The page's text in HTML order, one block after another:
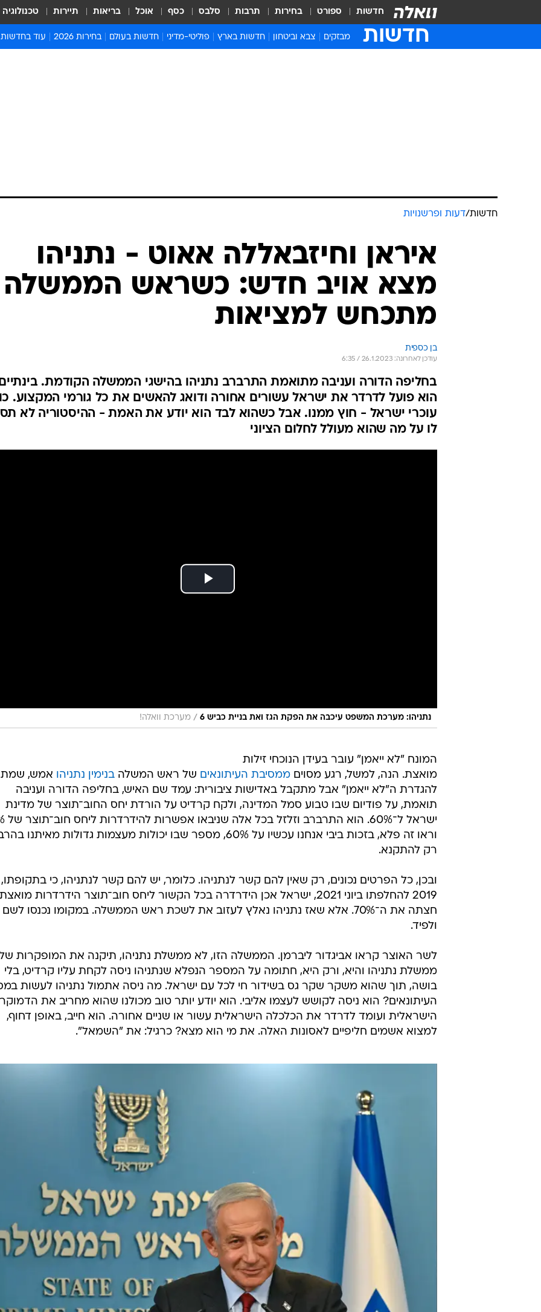
חדשות ספורט בחירות תרבות סלבס כסף אוכל בריאות תיירות טכנולוגיה
חדשות מבזקים צבא וביטחון חדשות בארץ פוליטי-מדיני חדשות בעולם בחירות 2026 עוד בחדשות
המייל האדום
חדשות/דעות ופרשנויות
איראן וחיזבאללה אאוט - נתניהו
מצא אויב חדש: כשראש הממשלה
מתכחש למציאות
בן כספית
עודכן לאחרונה: 26.1.2023 / 6:35
בחליפה הדורה ועניבה מתואמת התרברב נתניהו בהישגי הממשלה הקודמת.
הוא פועל לדרדר את ישראל עשורים אחורה ודואג להאשים את כל גורמי המקצוע.
עוכרי ישראל - חוץ ממנו. אבל כשהוא לבד הוא יודע את האמת - ההיסטוריה לא
לו על מה שהוא מעולל לחלום הציוני
נתניהו: מערכת המשפט עיכבה את הפקת הגז ואת בניית כביש 6 / מערכת וואלה!
המונח "לא ייאמן" עובר בעידן הנוכחי זילות
מואצת. הנה, למשל, רגע מסוים ממסיבת העיתונאים של ראש המשלה בנימין נתניהו אמש,
להגדרת ה"לא ייאמן" אבל מתקבל באדישות ציבורית: עמד שם האיש, בחליפה הדורה ועניבה
תואמת, על פודיום שבו טבוע סמל המדינה, ולקח קרדיט על הורדת יחס החוב־תוצר של מדינת
ישראל
וראו זה פלא, בזכות ביבי אנחנו עכשיו על 60%, מספר שבו יכולות מעצמות גדולות מאיתנו
רק להתקנא.
ובכן, כל הפרטים נכונים, רק שאין להם קשר לנתניהו. כלומר, יש להם קשר לנתניהו, כי בתקופתו,
2019 להחלפתו ביוני 2021, ישראל אכן הידרדרה בכל הקשור ליחס חוב־תוצר הידרדרות
חצתה את ה־70%. אלא שאז נתניהו נאלץ לעזוב את לשכת ראש הממשלה. במקומו נכנסו
ולפיד.
לשר האוצר קראו אביגדור ליברמן. הממשלה הזו, לא ממשלת נתניהו, תיקנה את המופקרות
ממשלת נתניהו והיא, ורק היא, חתומה על המספר הנפלא שנתניהו ניסה לקחת עליו קרדיט, בלי
בושה, תוך שהוא משקר שקר גס בשידור חי לכל עם ישראל. מה ניסה אתמול נתניהו לעשות
העיתונאים? הוא ניסה לקושש לעצמו אליבי. הוא יודע יותר טוב מכולנו שהוא מחריב את
הישראלית ועומד לדרדר את הכלכלה הישראלית עשור או שניים אחורה. הוא חייב, באופן דחוף,
למצוא אשמים חליפיים לאסונות האלה. את מי הוא מצא? כרגיל: את "השמאל".